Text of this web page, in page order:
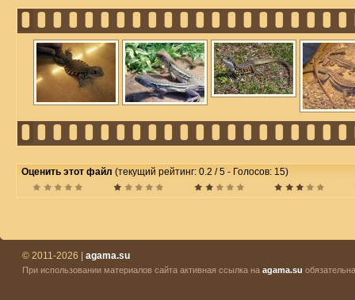
Оценить этот файл (текущий рейтинг: 0.2 / 5 - Голосов: 15)
© 2011-2026 | agama.su
При использовании материалов сайта активная ссылка на agama.su